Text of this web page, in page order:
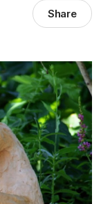
Share